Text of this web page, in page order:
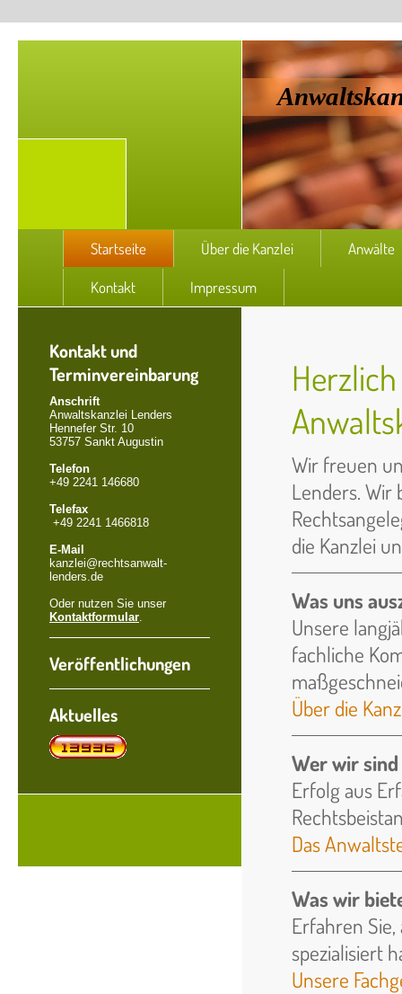
Startseite Über die Kanzlei Anwälte
Kontakt Impressum
Kontakt und
Terminvereinbarung
Anschrift
Anwaltskanzlei Lenders
Hennefer Str. 10
53757 Sankt Augustin
Telefon
+49 2241 146680
Telefax
+49 2241 1466818
E-Mail
kanzlei@rechtsanwalt-
lenders.de
Oder nutzen Sie unser
Kontaktformular.
Veröffentlichungen
Aktuelles
Wir freuen
Lenders.
die Kanzlei
Was uns
Unsere
fachliche
Über die
Wer wir sind
Erfolg aus
Das
Was wir
Erfahren
spezialisiert
Unsere